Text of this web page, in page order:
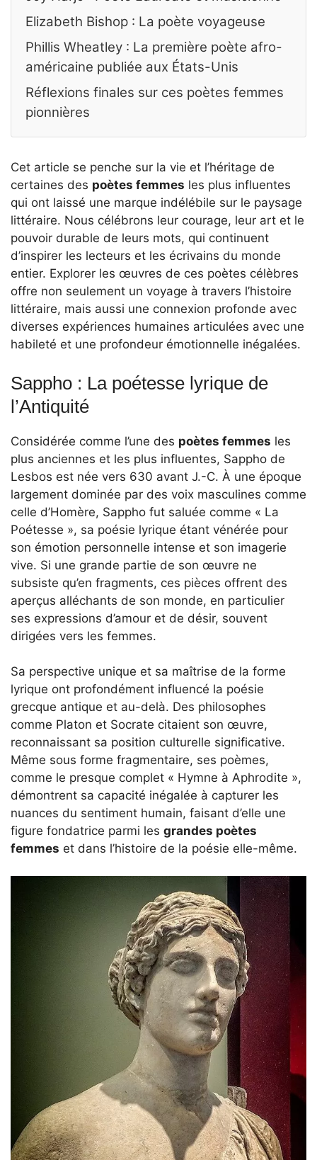
Elizabeth Bishop : La poète voyageuse
Phillis Wheatley : La première poète afro-
américaine publiée aux États-Unis
Réflexions finales sur ces poètes femmes
pionnières
Cet article se penche sur la vie et l’héritage de
certaines des poètes femmes les plus influentes
qui ont laissé une marque indélébile sur le paysage
littéraire. Nous célébrons leur courage, leur art et le
pouvoir durable de leurs mots, qui continuent
d’inspirer les lecteurs et les écrivains du monde
entier. Explorer les œuvres de ces poètes célèbres
offre non seulement un voyage à travers l’histoire
littéraire, mais aussi une connexion profonde avec
diverses expériences humaines articulées avec une
habileté et une profondeur émotionnelle inégalées.
Sappho : La poétesse lyrique de
l’Antiquité
Considérée comme l’une des poètes femmes les
plus anciennes et les plus influentes, Sappho de
Lesbos est née vers 630 avant J.-C. À une époque
largement dominée par des voix masculines comme
celle d’Homère, Sappho fut saluée comme « La
Poétesse », sa poésie lyrique étant vénérée pour
son émotion personnelle intense et son imagerie
vive. Si une grande partie de son œuvre ne
subsiste qu’en fragments, ces pièces offrent des
aperçus alléchants de son monde, en particulier
ses expressions d’amour et de désir, souvent
dirigées vers les femmes.
Sa perspective unique et sa maîtrise de la forme
lyrique ont profondément influencé la poésie
grecque antique et au-delà. Des philosophes
comme Platon et Socrate citaient son œuvre,
reconnaissant sa position culturelle significative.
Même sous forme fragmentaire, ses poèmes,
comme le presque complet « Hymne à Aphrodite »,
démontrent sa capacité inégalée à capturer les
nuances du sentiment humain, faisant d’elle une
figure fondatrice parmi les grandes poètes
femmes et dans l’histoire de la poésie elle-même.